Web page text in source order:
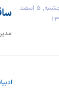
پنجشنبه, 5 اسفند